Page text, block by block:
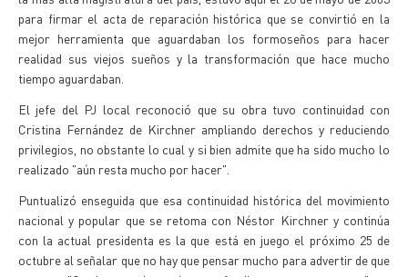
para firmar el acta de reparación histórica que se convirtió en la
mejor herramienta que aguardaban los formoseños para hacer
realidad sus viejos sueños y la transformación que hace mucho
tiempo aguardaban.
El jefe del PJ local reconoció que su obra tuvo continuidad con
Cristina Fernández de Kirchner ampliando derechos y reduciendo
privilegios, no obstante lo cual y si bien admite que ha sido mucho lo
realizado "aún resta mucho por hacer".
Puntualizó enseguida que esa continuidad histórica del movimiento
nacional y popular que se retoma con Néstor Kirchner y continúa
con la actual presidenta es la que está en juego el próximo 25 de
octubre al señalar que no hay que pensar mucho para advertir de que